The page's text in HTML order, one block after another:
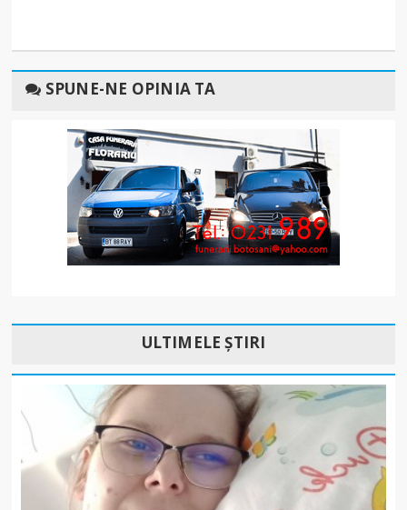
SPUNE-NE OPINIA TA
ULTIMELE ȘTIRI